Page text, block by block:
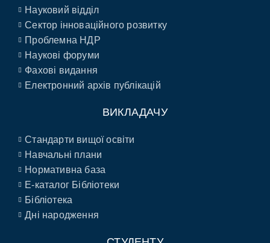
Науковий відділ
Сектор інноваційного розвитку
Проблемна НДР
Наукові форуми
Фахові видання
Електронний архів публікацій
ВИКЛАДАЧУ
Стандарти вищої освіти
Навчальні плани
Нормативна база
E-каталог Бібліотеки
Бібліотека
Дні народження